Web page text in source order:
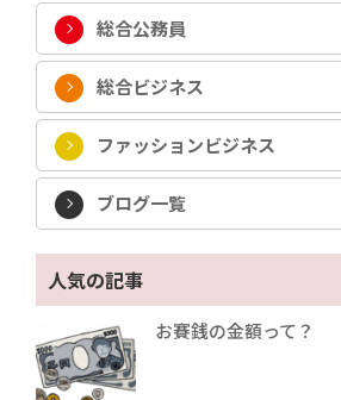
総合公務員
総合ビジネス
ファッションビジネス
ブログ一覧
人気の記事
お賽銭の金額って？